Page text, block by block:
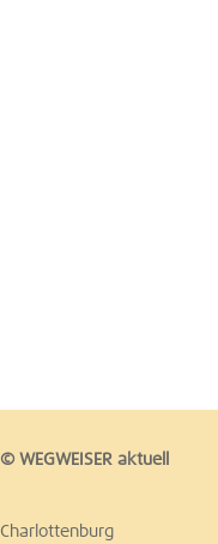
© WEGWEISER aktuell
Charlottenburg